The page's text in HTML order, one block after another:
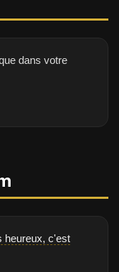
dans votre
heureux, c'est